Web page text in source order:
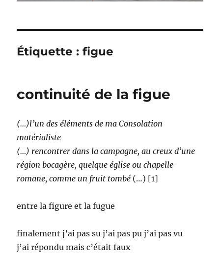
Étiquette :figue
continuité de la figue
(…)l’un des éléments de ma Consolation
matérialiste
(…) rencontrer dans la campagne, au creux d’une
région bocagère, quelque église ou chapelle
romane, comme un fruit tombé (…) [1]
entre la figure et la fugue
finalement j’ai pas su j’ai pas pu j’ai pas vu
j’ai répondu mais c’était faux